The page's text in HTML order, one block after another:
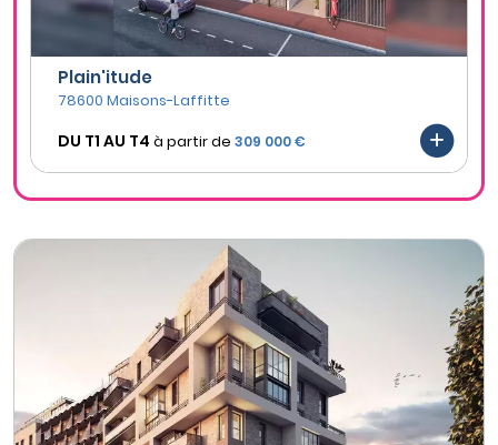
Plain'itude
78600 Maisons-Laffitte
DU T1 AU T4 à partir de 309 000 €